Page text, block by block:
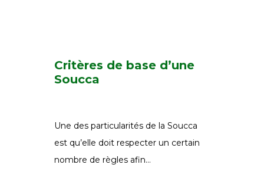
Critères de base d’une
Soucca
Une des particularités de la Soucca
est qu’elle doit respecter un certain
nombre de règles afin…